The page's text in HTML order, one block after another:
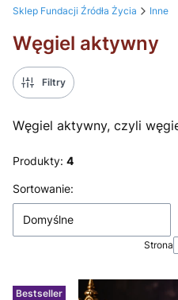
Sklep Fundacji Źródła Życia Inne
Węgiel aktywny
Filtry
Węgiel aktywny, czyli
Produkty: 4
Lista produktów
Sortowanie:
Domyślne
Strona
Bestseller